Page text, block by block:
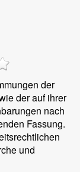
der
der auf ihrer
nach
Fassung.
und